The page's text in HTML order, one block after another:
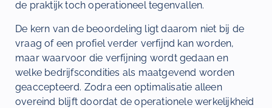
de praktijk toch operationeel tegenvallen.
De kern van de beoordeling ligt daarom niet bij de
vraag of een profiel verder verfijnd kan worden,
maar waarvoor die verfijning wordt gedaan en
welke bedrijfscondities als maatgevend worden
geaccepteerd. Zodra een optimalisatie alleen
overeind blijft doordat de operationele werkelijkheid